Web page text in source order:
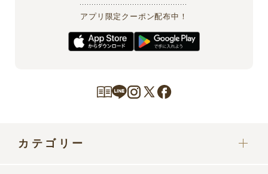
アプリ限定クーポン配布中！
カテゴリー